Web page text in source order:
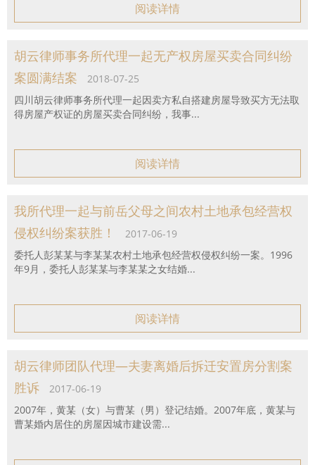
阅读详情
胡云律师事务所代理一起无产权房屋买卖合同纠纷
案圆满结案
2018-07-25
四川胡云律师事务所代理一起因卖方私自搭建房屋导致买方无法取
得房屋产权证的房屋买卖合同纠纷，我事...
阅读详情
我所代理一起与前岳父母之间农村土地承包经营权
侵权纠纷案获胜！
2017-06-19
委托人彭某某与李某某农村土地承包经营权侵权纠纷一案。1996
年9月，委托人彭某某与李某某之女结婚...
阅读详情
胡云律师团队代理—夫妻离婚后拆迁安置房分割案
胜诉
2017-06-19
2007年，黄某（女）与曹某（男）登记结婚。2007年底，黄某与
曹某婚内居住的房屋因城市建设需...